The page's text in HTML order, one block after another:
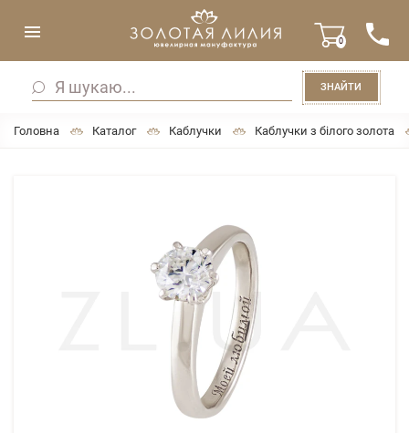
0
ЗНАЙТИ
Головна Каталог Каблучки Каблучки з білого золота